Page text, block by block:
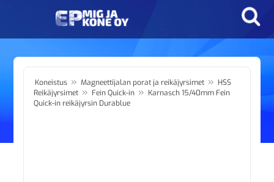
Koneistus » Magneettijalan porat ja reikäjyrsimet » HSS
Reikäjyrsimet » Fein Quick-in » Karnasch 15/40mm Fein
Quick-in reikäjyrsin Durablue